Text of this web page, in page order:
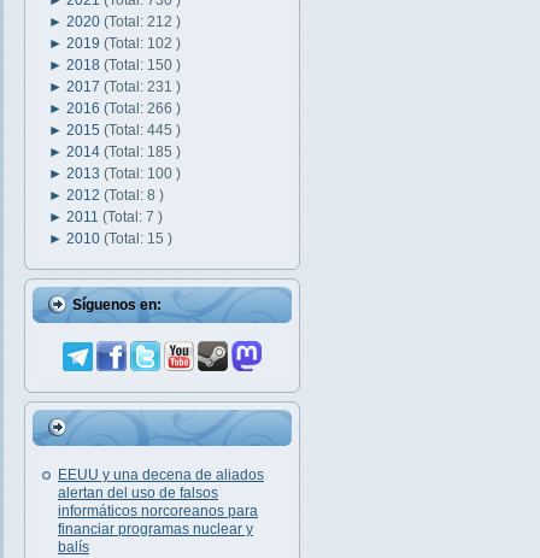
► 2020 (Total: 212 )
► 2019 (Total: 102 )
► 2018 (Total: 150 )
► 2017 (Total: 231 )
► 2016 (Total: 266 )
► 2015 (Total: 445 )
► 2014 (Total: 185 )
► 2013 (Total: 100 )
► 2012 (Total: 8 )
► 2011 (Total: 7 )
► 2010 (Total: 15 )
Síguenos en:
EEUU y una decena de aliados
alertan del uso de falsos
informáticos norcoreanos para
financiar programas nuclear y
balís